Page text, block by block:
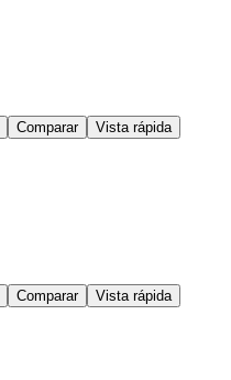
Comparar Vista rápida
Comparar Vista rápida